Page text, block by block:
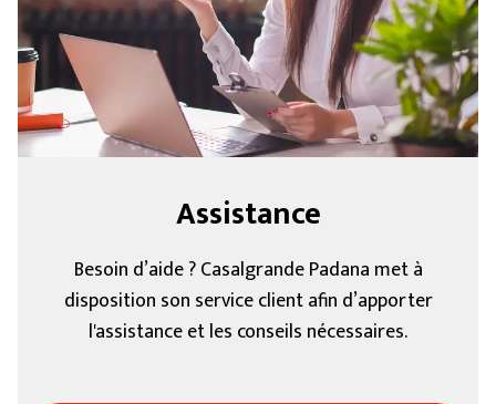
Assistance
Besoin d’aide ? Casalgrande Padana met à
disposition son service client afin d’apporter
l'assistance et les conseils nécessaires.